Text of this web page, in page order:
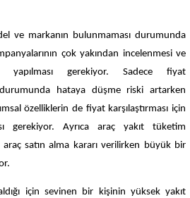
ve markanın bulunmaması durumunda
çok yakından incelenmesi ve
yapılması gerekiyor. Sadece fiyat
durumunda hataya düşme riski artarken
özelliklerin de fiyat karşılaştırması için
gerekiyor. Ayrıca araç yakıt tüketim
satın alma kararı verilirken büyük bir
için sevinen bir kişinin yüksek yakıt